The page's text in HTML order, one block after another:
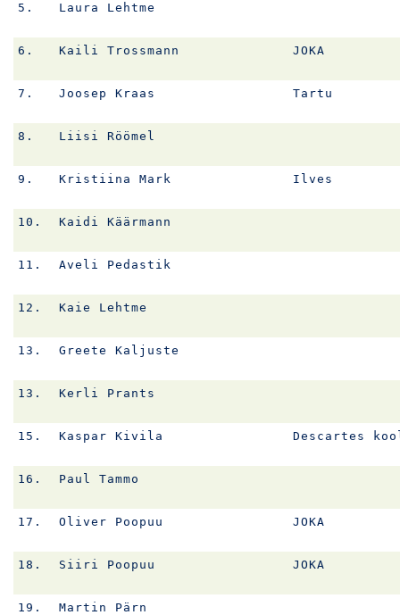
5. Laura Lehtme
6. Kaili Trossmann JOKA
7. Joosep Kraas Tartu
8. Liisi Röömel
9. Kristiina Mark Ilves
10. Kaidi Käärmann
11. Aveli Pedastik
12. Kaie Lehtme
13. Greete Kaljuste
13. Kerli Prants
15. Kaspar Kivila Descartes
16. Paul Tammo
17. Oliver Poopuu JOKA
18. Siiri Poopuu JOKA
19. Martin Pärn